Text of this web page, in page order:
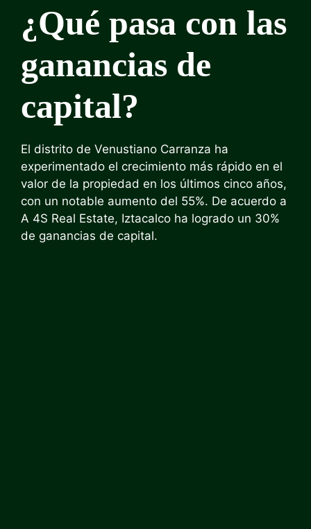
¿Qué pasa con las
ganancias de
capital?
El distrito de Venustiano Carranza ha
experimentado el crecimiento más rápido en el
valor de la propiedad en los últimos cinco años,
con un notable aumento del 55%. De acuerdo a
A 4S Real Estate, Iztacalco ha logrado un 30%
de ganancias de capital.